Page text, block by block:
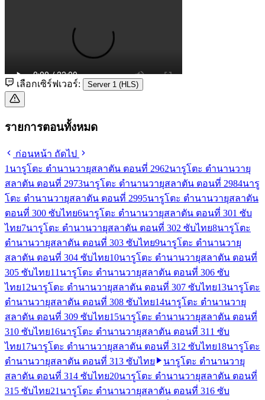
เลือกเซิร์ฟเวอร์: Server 1 (HLS)
รายการตอนทั้งหมด
ก่อนหน้า ถัดไป
1 นารูโตะ ตำนานวายุสลาตัน ตอนที่ 2962นารูโตะ ตำนานวายุ
สลาตัน ตอนที่ 2973นารูโตะ ตำนานวายุสลาตัน ตอนที่ 2984นารู
โตะ ตำนานวายุสลาตัน ตอนที่ 2995นารูโตะ ตำนานวายุสลาตัน
ตอนที่ 300 ซับไทย6นารูโตะ ตำนานวายุสลาตัน ตอนที่ 301 ซับ
ไทย7นารูโตะ ตำนานวายุสลาตัน ตอนที่ 302 ซับไทย8นารูโตะ
ตำนานวายุสลาตัน ตอนที่ 303 ซับไทย9นารูโตะ ตำนานวายุ
สลาตัน ตอนที่ 304 ซับไทย10นารูโตะ ตำนานวายุสลาตัน ตอนที่
305 ซับไทย11 นารูโตะ ตำนานวายุสลาตัน ตอนที่ 306 ซับ
ไทย12นารูโตะ ตำนานวายุสลาตัน ตอนที่ 307 ซับไทย13นารูโตะ
ตำนานวายุสลาตัน ตอนที่ 308 ซับไทย14นารูโตะ ตำนานวายุ
สลาตัน ตอนที่ 309 ซับไทย15นารูโตะ ตำนานวายุสลาตัน ตอนที่
310 ซับไทย16นารูโตะ ตำนานวายุสลาตัน ตอนที่ 311 ซับ
ไทย17นารูโตะ ตำนานวายุสลาตัน ตอนที่ 312 ซับไทย18นารูโตะ
ตำนานวายุสลาตัน ตอนที่ 313 ซับไทย
นารูโตะ ตำนานวายุ
สลาตัน ตอนที่ 314 ซับไทย20นารูโตะ ตำนานวายุสลาตัน ตอนที่
315 ซับไทย21 นารูโตะ ตำนานวายุสลาตัน ตอนที่ 316 ซับ